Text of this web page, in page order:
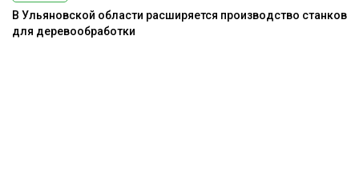
В Ульяновской области расширяется производство станков
для деревообработки